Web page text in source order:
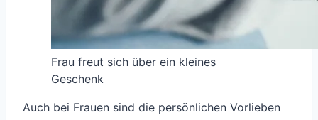
Frau freut sich über ein kleines
Geschenk
Auch bei Frauen sind die persönlichen Vorlieben